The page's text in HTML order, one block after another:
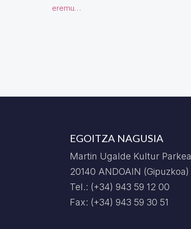
eremu…
EGOITZA NAGUSIA
Martin Ugalde Kultur Parkea
20140 ANDOAIN (Gipuzkoa)
Tel.: (+34) 943 59 12 00
Fax: (+34) 943 59 30 51